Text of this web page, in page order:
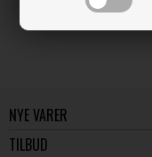
NYE VARER
TILBUD